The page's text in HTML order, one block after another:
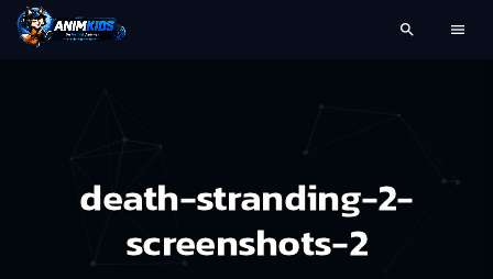
search menu
death-stranding-2-
screenshots-2